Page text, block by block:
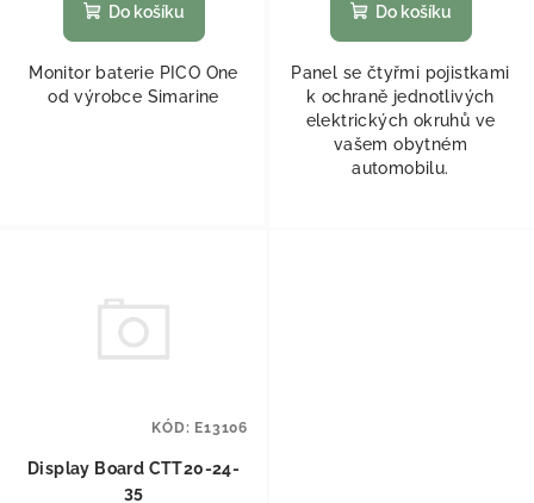
Do košíku
Monitor baterie PICO One
od výrobce Simarine
Do košíku
Panel se čtyřmi pojistkami
k ochraně jednotlivých
elektrických okruhů ve
vašem obytném
automobilu.
Display Board CTT20-24-
35
KÓD: E13106